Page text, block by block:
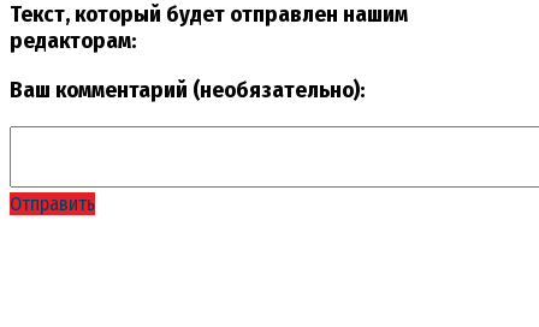
Текст, который будет отправлен нашим
редакторам:
Ваш комментарий (необязательно):
Отправить